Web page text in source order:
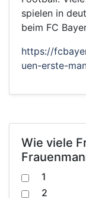
spielen in
beim FC
https://
uen-erste-
Wie viele
1
2